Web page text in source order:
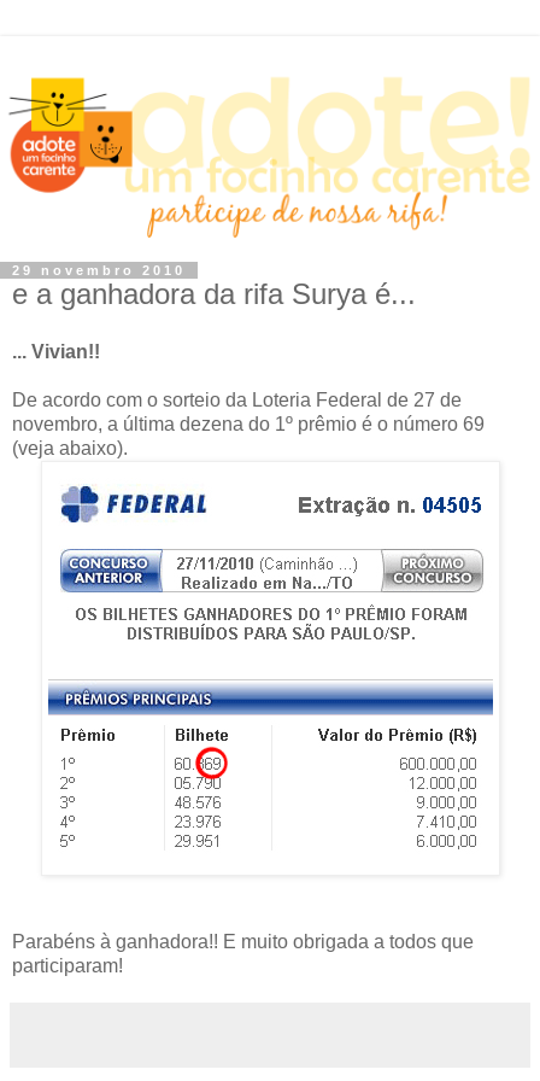
29 novembro 2010
e a ganhadora da rifa Surya é...
... Vivian!!
De acordo com o sorteio da Loteria Federal de 27 de
novembro, a última dezena do 1º prêmio é o número 69
(veja abaixo).
Parabéns à ganhadora!! E muito obrigada a todos que
participaram!